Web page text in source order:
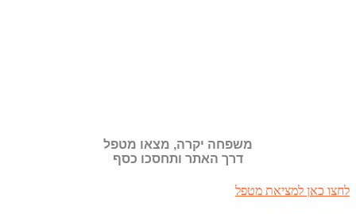
משפחה יקרה, מצאו מטפל
דרך האתר ותחסכו כסף
לחצו כאן למציאת מטפל